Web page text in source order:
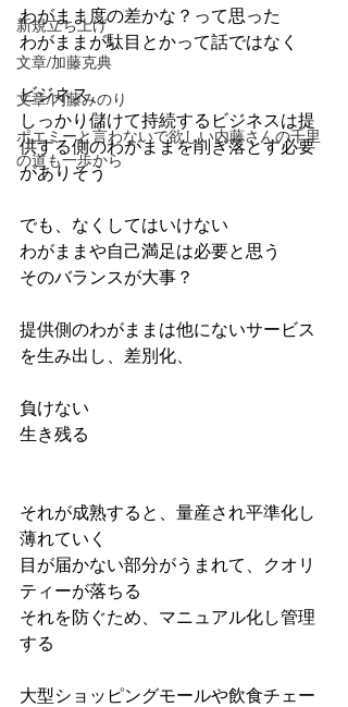
新規立ち上げ
文章/加藤克典
文章/内藤みのり
ポエミーと言わないで欲しい内藤さんの千里
の道も一歩から
わがまま度の差かな？って思った
わがままが駄目とかって話ではなく
ビジネス、
しっかり儲けて持続するビジネスは提
供する側のわがままを削ぎ落とす必要
がありそう
でも、なくしてはいけない
わがままや自己満足は必要と思う
そのバランスが大事？
提供側のわがままは他にないサービス
を生み出し、差別化、
負けない
生き残る
それが成熟すると、量産され平準化し
薄れていく
目が届かない部分がうまれて、クオリ
ティーが落ちる
それを防ぐため、マニュアル化し管理
する
大型ショッピングモールや飲食チェー